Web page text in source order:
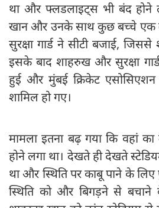
था और फ्लडलाइट्स भी बंद होने
खान और उनके साथ कुछ बच्चे एक
सुरक्षा गार्ड ने सीटी बजाई,
इसके बाद शाहरुख और सुरक्षा
हुई और मुंबई क्रिकेट
शामिल हो गए।
मामला इतना बढ़ गया कि वहां का
होने लगा था। देखते ही देखते
था और स्थिति पर काबू पाने के लिए
स्थिति को और बिगड़ने से बचाने